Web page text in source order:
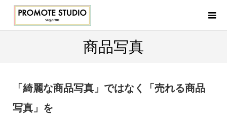
商品写真
「綺麗な商品写真」ではなく「売れる商品
写真」を